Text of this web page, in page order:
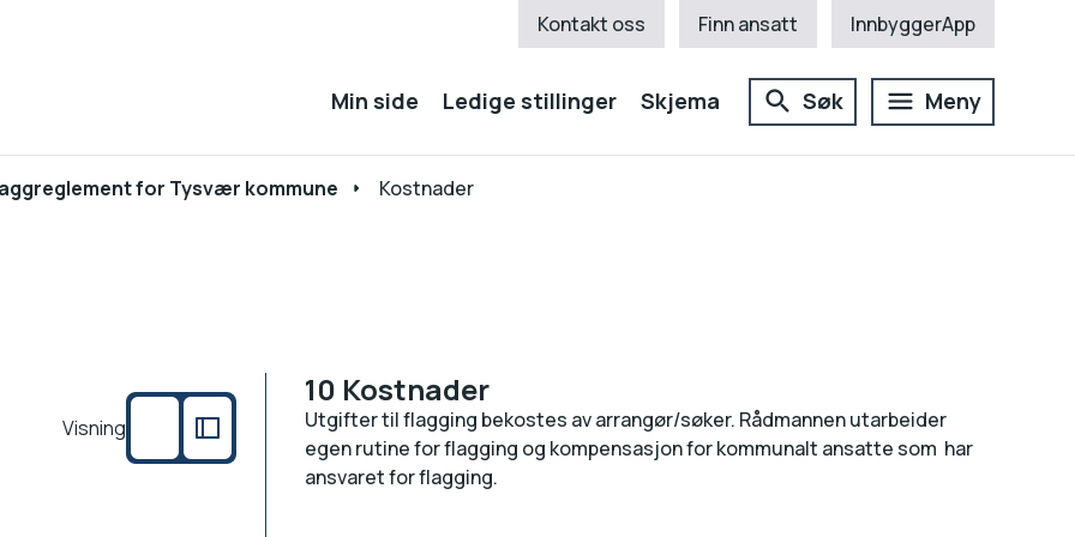
Kontakt oss Finn ansatt InnbyggerApp
Min side Ledige stillinger Skjema Søk Meny
for Tysvær kommune Kostnader
Visning
10 Kostnader
Utgifter til flagging bekostes av arrangør/søker. Rådmannen utarbeider
egen rutine for flagging og kompensasjon for kommunalt ansatte som har
ansvaret for flagging.